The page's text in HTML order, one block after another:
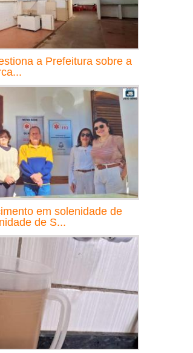
a Prefeitura sobre a
em solenidade de
de S...